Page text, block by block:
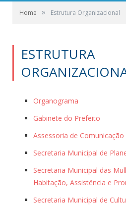
Home » Estrutura Organizacional
ESTRUTURA
Organograma
Gabinete do Prefeito
Assessoria de Comunicação
Secretaria Municipal de
Secretaria Municipal das
Habitação, Assistência e
Secretaria Municipal de